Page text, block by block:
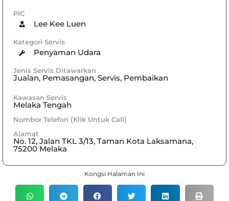
PIC
Lee Kee Luen
Kategori Servis
Penyaman Udara
Jenis Servis Ditawarkan
Jualan, Pemasangan, Servis, Pembaikan
Kawasan Servis
Melaka Tengah
Nombor Telefon (Klik Untuk Call)
Alamat
No. 12, Jalan TKL 3/13, Taman Kota Laksamana,
75200 Melaka
Kongsi Halaman Ini